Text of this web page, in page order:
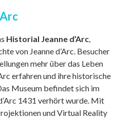
Historial Jeanne d’Arc,
von Jeanne d’Arc. Besucher
mehr über das Leben
erfahren und ihre historische
Museum befindet sich im
1431 verhört wurde. Mit
und Virtual Reality